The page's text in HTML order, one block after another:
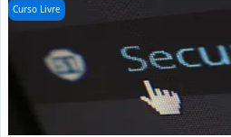
Curso Livre